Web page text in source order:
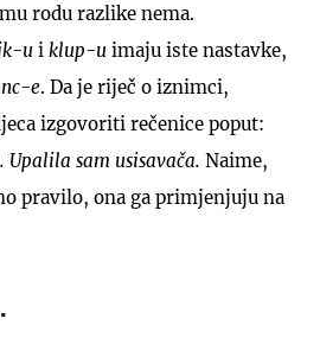
rodu razlike nema.
u i klup-u imaju iste nastavke,
e. Da je riječ o iznimci,
izgovoriti rečenice poput:
sam usisavača. Naime,
pravilo, ona ga primjenjuju na